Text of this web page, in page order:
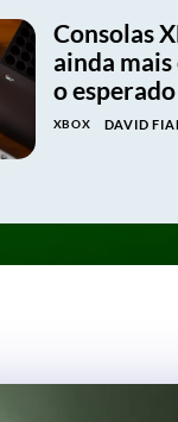
Consolas
ainda mais
o esperado
XBOX DAVID